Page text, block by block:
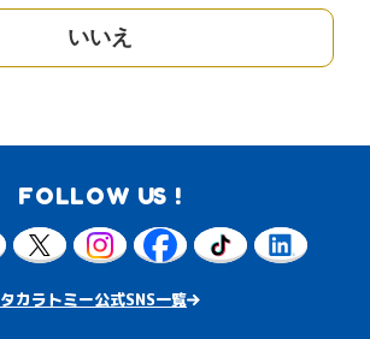
いいえ
FOLLOW US !
タカラトミー公式SNS一覧